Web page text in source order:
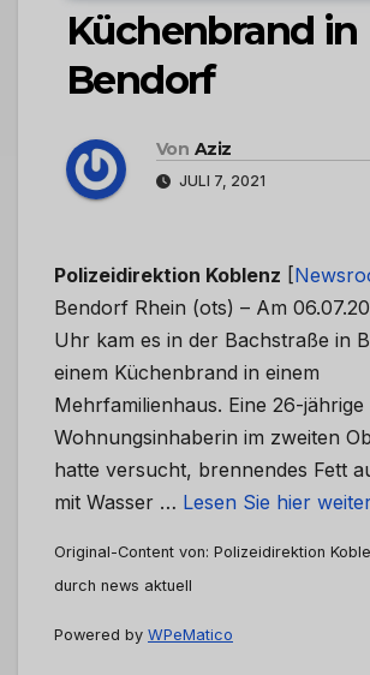
Küchenbrand in
Bendorf
Von Aziz
JULI 7, 2021
Polizeidirektion Koblenz [
Bendorf Rhein (ots) – Am
Uhr kam es in der Bachstraße in
einem Küchenbrand in einem
Mehrfamilienhaus. Eine 26-jährige
Wohnungsinhaberin im zweiten
hatte versucht, brennendes Fett
mit Wasser … Lesen Sie hier
Original-Content von: Polizeidirektion
durch news aktuell
Powered by WPeMatico